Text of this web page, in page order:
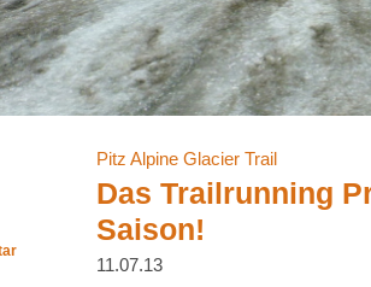
Pitz Alpine Glacier Trail
Das Trailrunning
Saison!
11.07.13